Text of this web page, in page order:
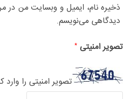
ذخیره نام، ایمیل و وبسایت من در
دیدگاهی می‌نویسم.
تصویر امنیتی*
تصویر امنیتی را وارد